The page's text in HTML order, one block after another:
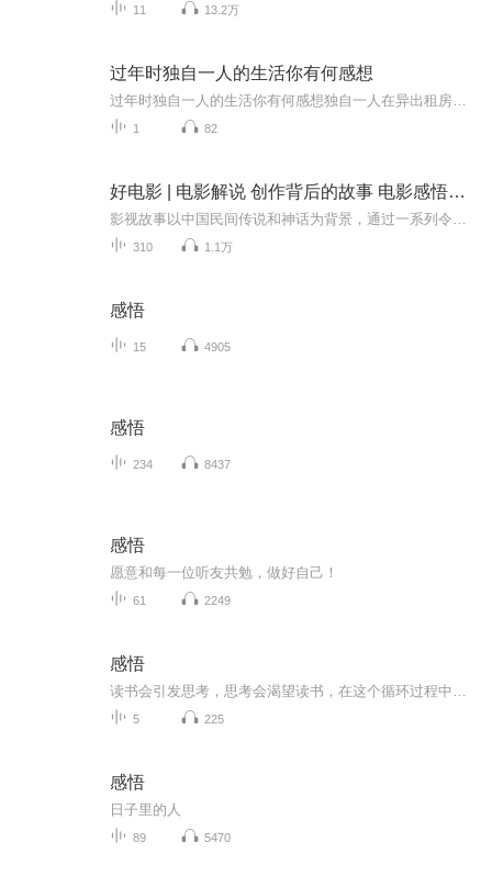
11 13.2万
过年时独自一人的生活你有何感想
1 82
好电影 | 电影解说 创作背后的故事 电影感悟人生
310 1.1万
感悟
15 4905
感悟
234 8437
感悟
愿意和每一位听友共勉，做好自己！
61 2249
感悟
5 225
感悟
日子里的人
89 5470